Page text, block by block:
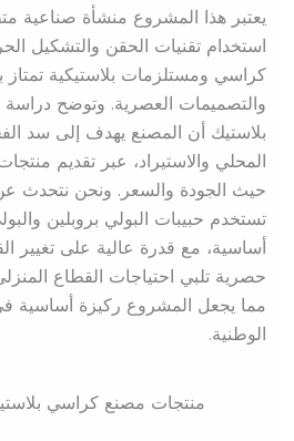
يعتبر هذا المشروع منشأة صناعية
استخدام تقنيات الحقن والتشكيل
كراسي ومستلزمات بلاستيكية تمتاز
والتصميمات العصرية. وتوضح
بلاستيك أن المصنع يهدف إلى سد
المحلي والاستيراد، عبر تقديم
حيث الجودة والسعر. ونحن نتحدث
تستخدم حبيبات البولي بروبلين
أساسية، مع قدرة عالية على تغيير
حصرية تلبي احتياجات القطاع
مما يجعل المشروع ركيزة أساسية
الوطنية.
منتجات مصنع كراسي